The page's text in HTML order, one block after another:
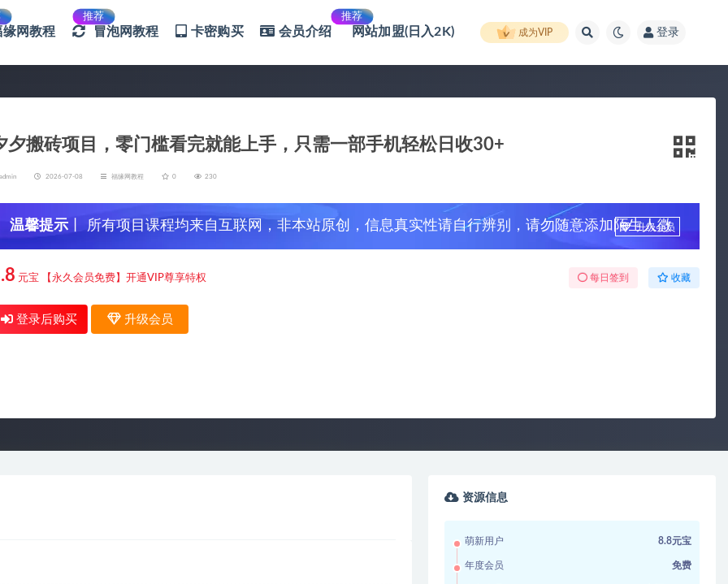
缘网教程
推荐
冒泡网教程 卡密购买 会员介绍
推荐
网站加盟(日入2K) 成为VIP 登录
夕搬砖项目，零门槛看完就能上手，只需一部手机轻松日收30+
admin 2026-07-08 福缘网教程 0 230
温馨提示 丨 所有项目课程均来自互联网，非本站原创，信息真实性请自行辨别，请勿随意添加陌生人微
信，谨防上当受骗！
升级会员
元宝 【永久会员免费】开通VIP尊享特权 每日签到 收藏
登录后购买 升级会员
资源信息
萌新用户 8.8元宝
年度会员 免费